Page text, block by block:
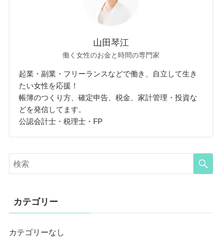
山田琴江
働く女性のお金と時間の専門家
起業・副業・フリーランスなどで働き、自立して生き
たい女性を応援！
帳簿のつくり方、確定申告、税金、家計管理・投資な
どを発信してます。
公認会計士・税理士・FP
カテゴリー
カテゴリーなし